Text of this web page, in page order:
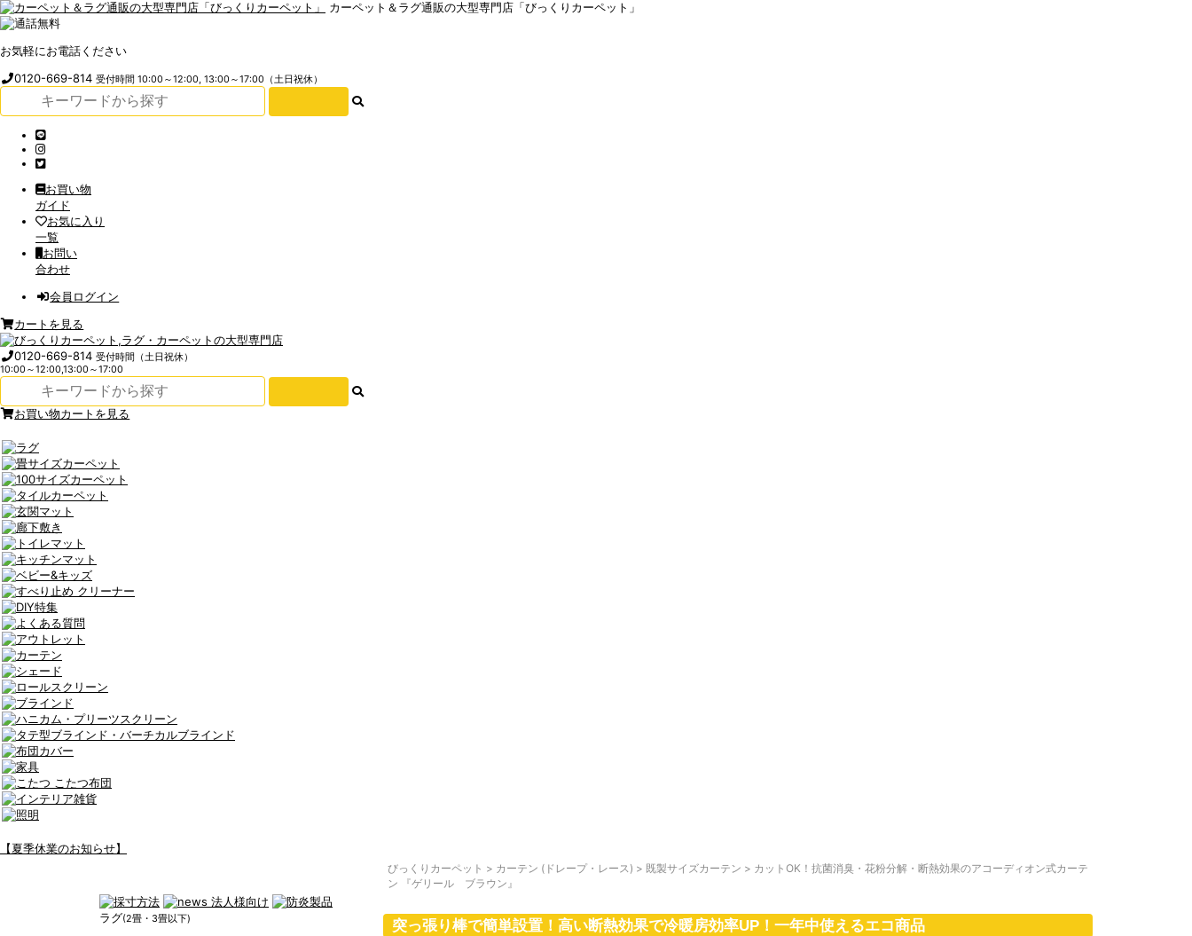
カーペット＆ラグ通販の大型専門店「びっくりカーペット」
お気軽にお電話ください
0120-669-814受付時間 10:00～12:00, 13:00～17:00（土日祝休）
お買い物
ガイド
お気に入り
一覧
お問い
合わせ
会員ログイン
カートを見る
0120-669-814受付時間（土日祝休）
10:00～12:00,13:00～17:00
お買い物カートを見る
【夏季休業のお知らせ】
ラグ(2畳・3畳以下)
びっくりカーペット > カーテン (ドレープ・レース) > 既製サイズカーテン > カットOK！抗菌消臭・花粉分解・断熱効果のアコーディオン式カーテ
ン 『ゲリール ブラウン』
突っ張り棒で簡単設置！高い断熱効果で冷暖房効率UP！一年中使えるエコ商品